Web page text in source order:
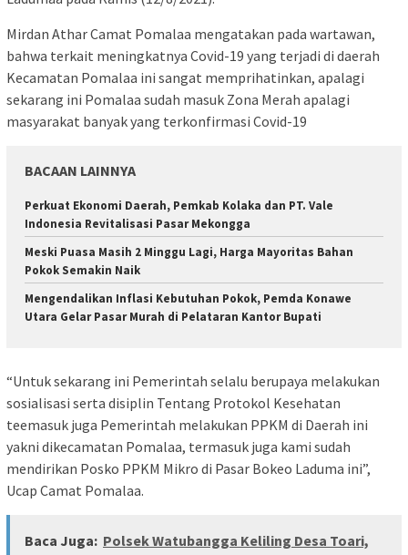
Mirdan Athar Camat Pomalaa mengatakan pada wartawan,
bahwa terkait meningkatnya Covid-19 yang terjadi di daerah
Kecamatan Pomalaa ini sangat memprihatinkan, apalagi
sekarang ini Pomalaa sudah masuk Zona Merah apalagi
masyarakat banyak yang terkonfirmasi Covid-19
BACAAN LAINNYA
Perkuat Ekonomi Daerah, Pemkab Kolaka dan PT. Vale
Indonesia Revitalisasi Pasar Mekongga
Meski Puasa Masih 2 Minggu Lagi, Harga Mayoritas Bahan
Pokok Semakin Naik
Mengendalikan Inflasi Kebutuhan Pokok, Pemda Konawe
Utara Gelar Pasar Murah di Pelataran Kantor Bupati
“Untuk sekarang ini Pemerintah selalu berupaya melakukan
sosialisasi serta disiplin Tentang Protokol Kesehatan
teemasuk juga Pemerintah melakukan PPKM di Daerah ini
yakni dikecamatan Pomalaa, termasuk juga kami sudah
mendirikan Posko PPKM Mikro di Pasar Bokeo Laduma ini”,
Ucap Camat Pomalaa.
Baca Juga: Polsek Watubangga Keliling Desa Toari,